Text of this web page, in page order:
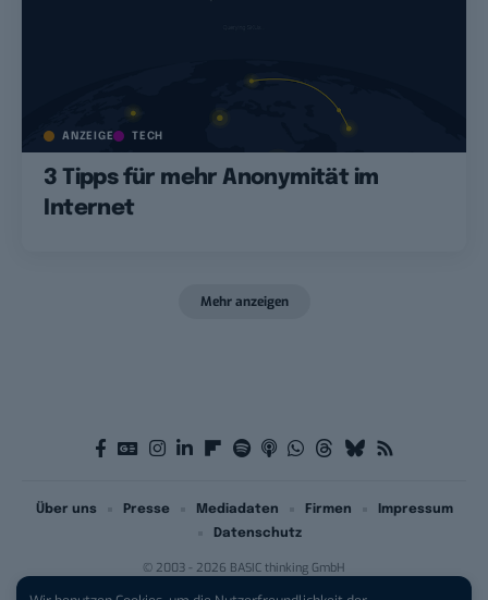
ANZEIGE TECH
3 Tipps für mehr Anonymität im
Internet
Mehr anzeigen
© 2003 - 2026 BASIC thinking GmbH
Über uns Presse Mediadaten Firmen
Impressum
Datenschutz